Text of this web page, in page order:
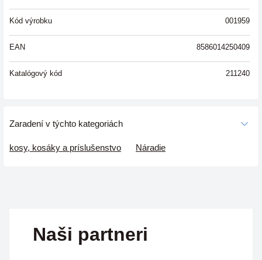
Kód výrobku 001959
EAN 8586014250409
Katalógový kód 211240
Zaradení v týchto kategoriách
kosy, kosáky a príslušenstvo Náradie
Naši partneri